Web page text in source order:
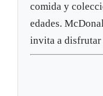
comida y
edades.
invita a disfrutar